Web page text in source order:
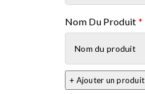
Nom Du Produit *
Nom du produit
+ Ajouter un produit